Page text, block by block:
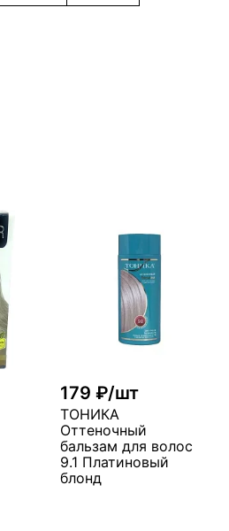
179 ₽/шт
ТОНИКА
Оттеночный
бальзам для волос
9.1 Платиновый
блонд